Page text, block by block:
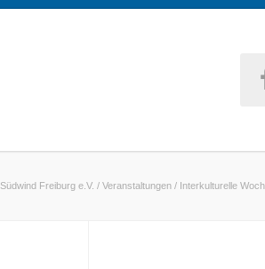
Südwind Freiburg e.V. / Veranstaltungen / Interkulturelle